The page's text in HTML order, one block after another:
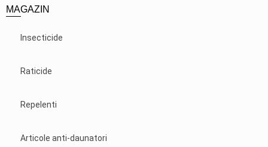
MAGAZIN
Insecticide
Raticide
Repelenti
Articole anti-daunatori